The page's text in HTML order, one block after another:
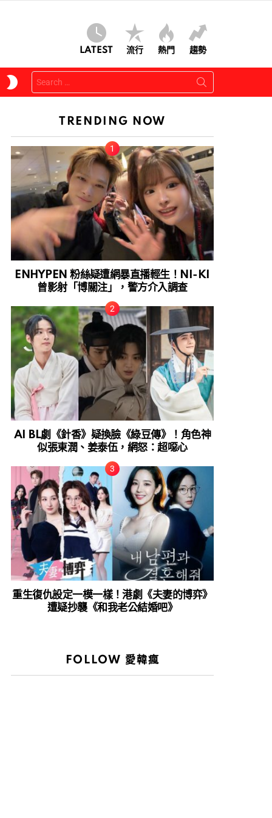
LATEST 流行 熱門 趨勢
SKIN
Search
for:
TRENDING NOW
ENHYPEN 粉絲疑遭網暴直播輕生！NI-KI
曾影射「博關注」，警方介入調查
AI BL劇《針香》疑換臉《綠豆傳》！角色神
似張東潤、姜泰伍，網怒：超噁心
重生復仇設定一模一樣！港劇《夫妻的博弈》
遭疑抄襲《和我老公結婚吧》
FOLLOW 愛韓瘋